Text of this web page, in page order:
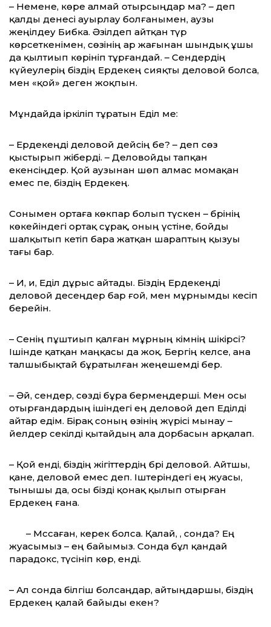
– Немене, көре алмай отырсыңдар ма? – деп
қалды денесі ауырлау болғанымен, аузы
жеңілдеу Бибка. Әзілдеп айтқан түр
көрсеткенімен, сөзінің ар жағынан шындық ұшы
да қылтиып көрініп тұрғандай. – Сендердің
күйеулерің біздің Ердекең сияқты деловой болса,
мен «қой» деген жоқпын.
Мұндайда іркіліп тұратын Еділ ме:
– Ердекеңді деловой дейсің бе? – деп сөз
қыстырып жіберді. – Деловойды тапқан
екенсіңдер. Қой аузынан шөп алмас момақан
емес пе, біздің Ердекең.
Сонымен ортаға көкпар болып түскен – бәрінің
көкейіндегі ортақ сұрақ, оның үстіне, бойды
шалқытып әкетіп бара жатқан шараптың қызуы
тағы бар.
– Иә, иә, Еділ дұрыс айтады. Біздің Ердекеңді
деловой десеңдер бар ғой, мен мұрнымды кесіп
берейін.
– Сенің пұштиып қалған мұрның кімнің шікірәсі?
Ішінде қатқан маңқасы да жоқ. Бергің келсе, ана
талшыбықтай бұратылған жеңешемді бер.
– Әй, сендер, сөзді бұра бермеңдерші. Мен осы
отырғандардың ішіндегі ең деловой деп Еділді
айтар едім. Бірақ соның өзінің жүрісі мынау –
әйелдер секілді қытайдың ала дорбасын арқалап.
– Қой енді, біздің жігіттердің бәрі деловой. Айтшы,
қане, деловой емес деп. Іштеріндегі ең жуасы,
тынышы да, осы бізді қонақ қылып отырған
Ердекең ғана.
– Мәссаған, керек болса. Қалай, ә, сонда? Ең
жуасымыз – ең байымыз. Сонда бұл қандай
парадокс, түсініп көр, енді.
– Ал сонда білгіш болсаңдар, айтыңдаршы, біздің
Ердекең қалай байыды екен?